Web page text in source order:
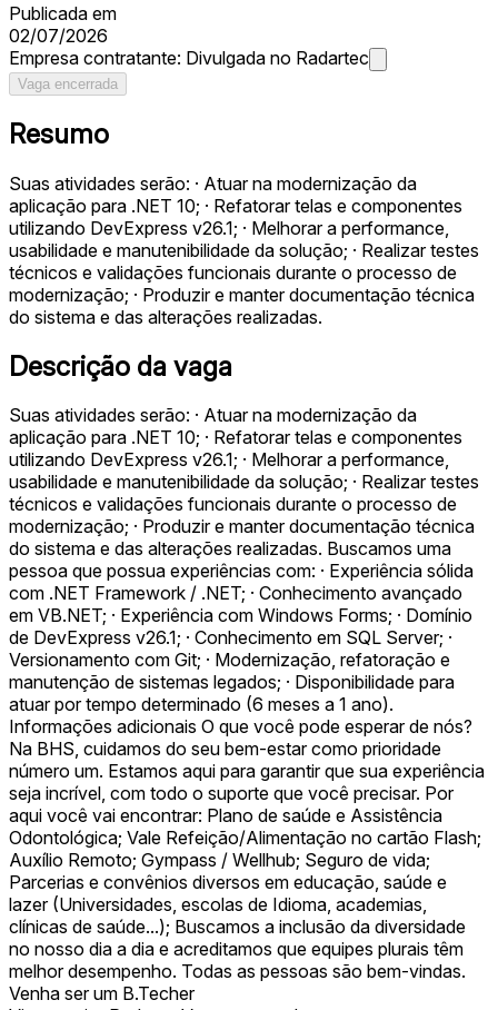
Publicada em
02/07/2026
Empresa contratante: Divulgada no Radartec
Vaga encerrada
Resumo
Suas atividades serão: · Atuar na modernização da
aplicação para .NET 10; · Refatorar telas e componentes
utilizando DevExpress v26.1; · Melhorar a performance,
usabilidade e manutenibilidade da solução; · Realizar testes
técnicos e validações funcionais durante o processo de
modernização; · Produzir e manter documentação técnica
do sistema e das alterações realizadas.
Descrição da vaga
Suas atividades serão: · Atuar na modernização da
aplicação para .NET 10; · Refatorar telas e componentes
utilizando DevExpress v26.1; · Melhorar a performance,
usabilidade e manutenibilidade da solução; · Realizar testes
técnicos e validações funcionais durante o processo de
modernização; · Produzir e manter documentação técnica
do sistema e das alterações realizadas. Buscamos uma
pessoa que possua experiências com: · Experiência sólida
com .NET Framework / .NET; · Conhecimento avançado
em VB.NET; · Experiência com Windows Forms; · Domínio
de DevExpress v26.1; · Conhecimento em SQL Server; ·
Versionamento com Git; · Modernização, refatoração e
manutenção de sistemas legados; · Disponibilidade para
atuar por tempo determinado (6 meses a 1 ano).
Informações adicionais O que você pode esperar de nós?
Na BHS, cuidamos do seu bem-estar como prioridade
número um. Estamos aqui para garantir que sua experiência
seja incrível, com todo o suporte que você precisar. Por
aqui você vai encontrar: Plano de saúde e Assistência
Odontológica; Vale Refeição/Alimentação no cartão Flash;
Auxílio Remoto; Gympass / Wellhub; Seguro de vida;
Parcerias e convênios diversos em educação, saúde e
lazer (Universidades, escolas de Idioma, academias,
clínicas de saúde...); Buscamos a inclusão da diversidade
no nosso dia a dia e acreditamos que equipes plurais têm
melhor desempenho. Todas as pessoas são bem-vindas.
Venha ser um B.Techer